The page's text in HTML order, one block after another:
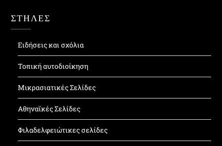
ΣΤΗΛΕΣ
Ειδήσεις και σχόλια
Τοπική αυτοδιοίκηση
Μικρασιατικές Σελίδες
Αθηναϊκές Σελίδες
Φιλαδελφειώτικες σελίδες